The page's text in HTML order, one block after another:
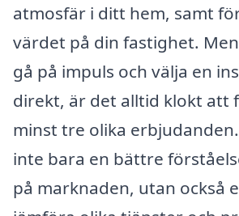
atmosfär i ditt hem, samt
värdet på din fastighet.
gå på impuls och välja en
direkt, är det alltid klokt att
minst tre olika
inte bara en bättre
på marknaden, utan också